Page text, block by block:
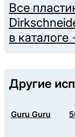
Все
в каталоге
Другие
Guru Guru